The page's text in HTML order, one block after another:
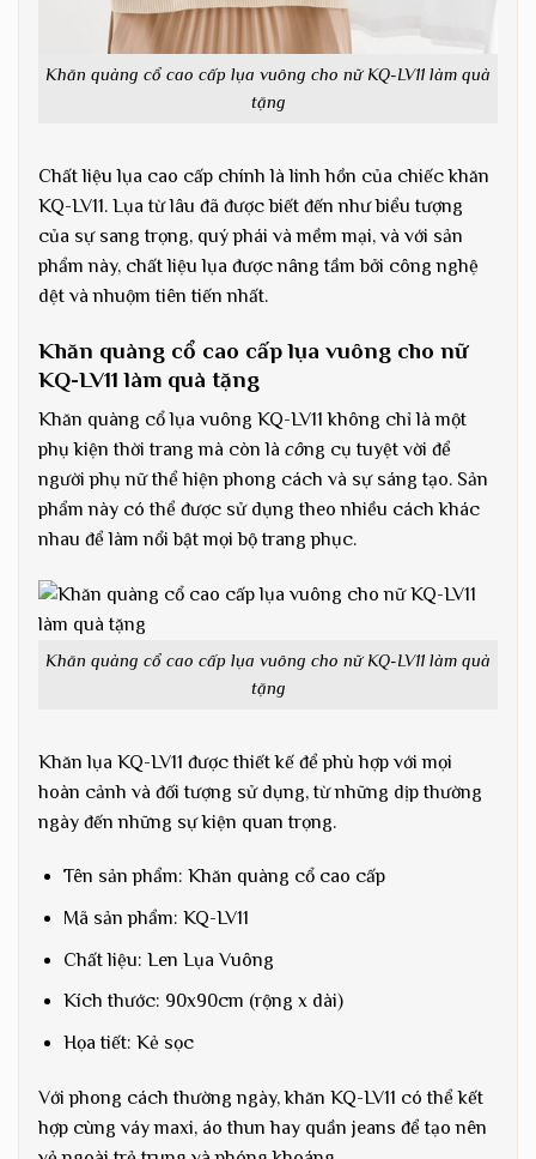
Khăn quàng cổ cao cấp lụa vuông cho nữ KQ-LV11 làm quà
tặng
Chất liệu lụa cao cấp chính là linh hồn của chiếc khăn
KQ-LV11. Lụa từ lâu đã được biết đến như biểu tượng
của sự sang trọng, quý phái và mềm mại, và với sản
phẩm này, chất liệu lụa được nâng tầm bởi công nghệ
dệt và nhuộm tiên tiến nhất.
Khăn quàng cổ cao cấp lụa vuông cho nữ
KQ-LV11 làm quà tặng
Khăn quàng cổ lụa vuông KQ-LV11 không chỉ là một
phụ kiện thời trang mà còn là công cụ tuyệt vời để
người phụ nữ thể hiện phong cách và sự sáng tạo. Sản
phẩm này có thể được sử dụng theo nhiều cách khác
nhau để làm nổi bật mọi bộ trang phục.
Khăn quàng cổ cao cấp lụa vuông cho nữ KQ-LV11 làm quà
tặng
Khăn lụa KQ-LV11 được thiết kế để phù hợp với mọi
hoàn cảnh và đối tượng sử dụng, từ những dịp thường
ngày đến những sự kiện quan trọng.
Tên sản phẩm: Khăn quàng cổ cao cấp
Mã sản phẩm: KQ-LV11
Chất liệu: Len Lụa Vuông
Kích thước: 90x90cm (rộng x dài)
Họa tiết: Kẻ sọc
Với phong cách thường ngày, khăn KQ-LV11 có thể kết
hợp cùng váy maxi, áo thun hay quần jeans để tạo nên